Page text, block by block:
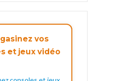
vos
et jeux vidéo